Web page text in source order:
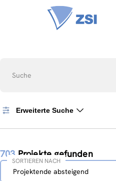
Suche
Erweiterte Suche
703 Projekte gefunden
Sortieren
nachProjektende absteigend
SORTIEREN NACH